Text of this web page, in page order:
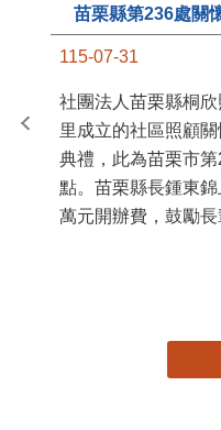
苗栗縣第236處關
115-07-31
社團法人苗栗縣桐
里成立的社區照顧
典禮，此為苗栗市
點。苗栗縣長鍾東
萬元開辦費，鼓勵